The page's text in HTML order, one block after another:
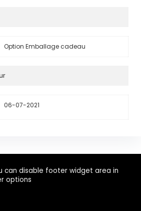
Option Emballage cadeau
06-07-2021
can disable footer widget area in
options